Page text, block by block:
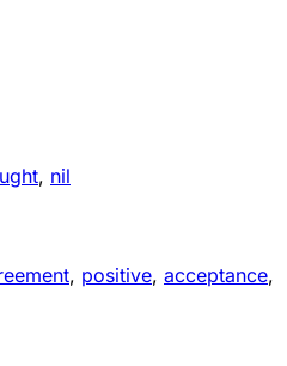
, nil
, positive, acceptance,